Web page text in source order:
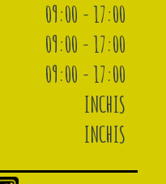
09:00 - 17:00
09:00 - 17:00
09:00 - 17:00
INCHIS
INCHIS